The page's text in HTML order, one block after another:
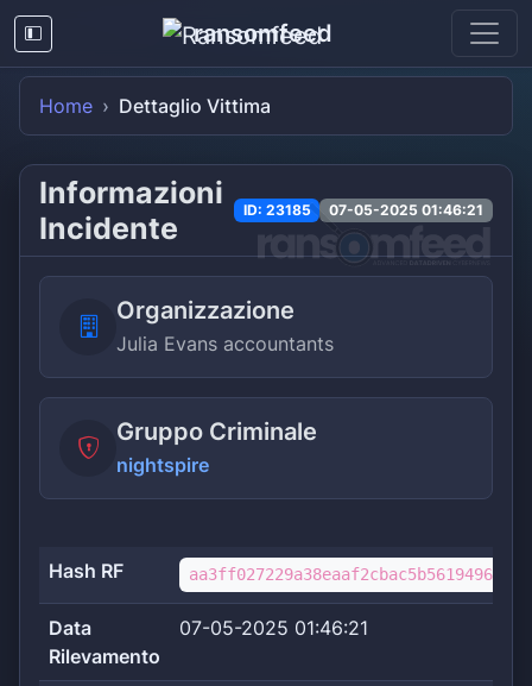
ransomfeed
Home Dettaglio Vittima
Informazioni
Incidente
ID: 23185 07-05-2025 01:46:21
Organizzazione
Julia Evans accountants
Gruppo Criminale
nightspire
Hash RF
Data
Rilevamento
07-05-2025 01:46:21